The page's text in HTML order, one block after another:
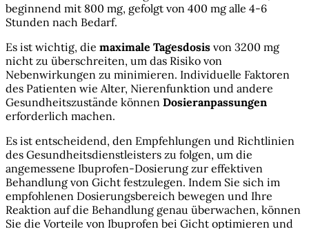
beginnend mit 800 mg, gefolgt von 400 mg alle 4-6
Stunden nach Bedarf.
Es ist wichtig, die maximale Tagesdosis von 3200 mg
nicht zu überschreiten, um das Risiko von
Nebenwirkungen zu minimieren. Individuelle Faktoren
des Patienten wie Alter, Nierenfunktion und andere
Gesundheitszustände können Dosieranpassungen
erforderlich machen.
Es ist entscheidend, den Empfehlungen und Richtlinien
des Gesundheitsdienstleisters zu folgen, um die
angemessene Ibuprofen-Dosierung zur effektiven
Behandlung von Gicht festzulegen. Indem Sie sich im
empfohlenen Dosierungsbereich bewegen und Ihre
Reaktion auf die Behandlung genau überwachen, können
Sie die Vorteile von Ibuprofen bei Gicht optimieren und